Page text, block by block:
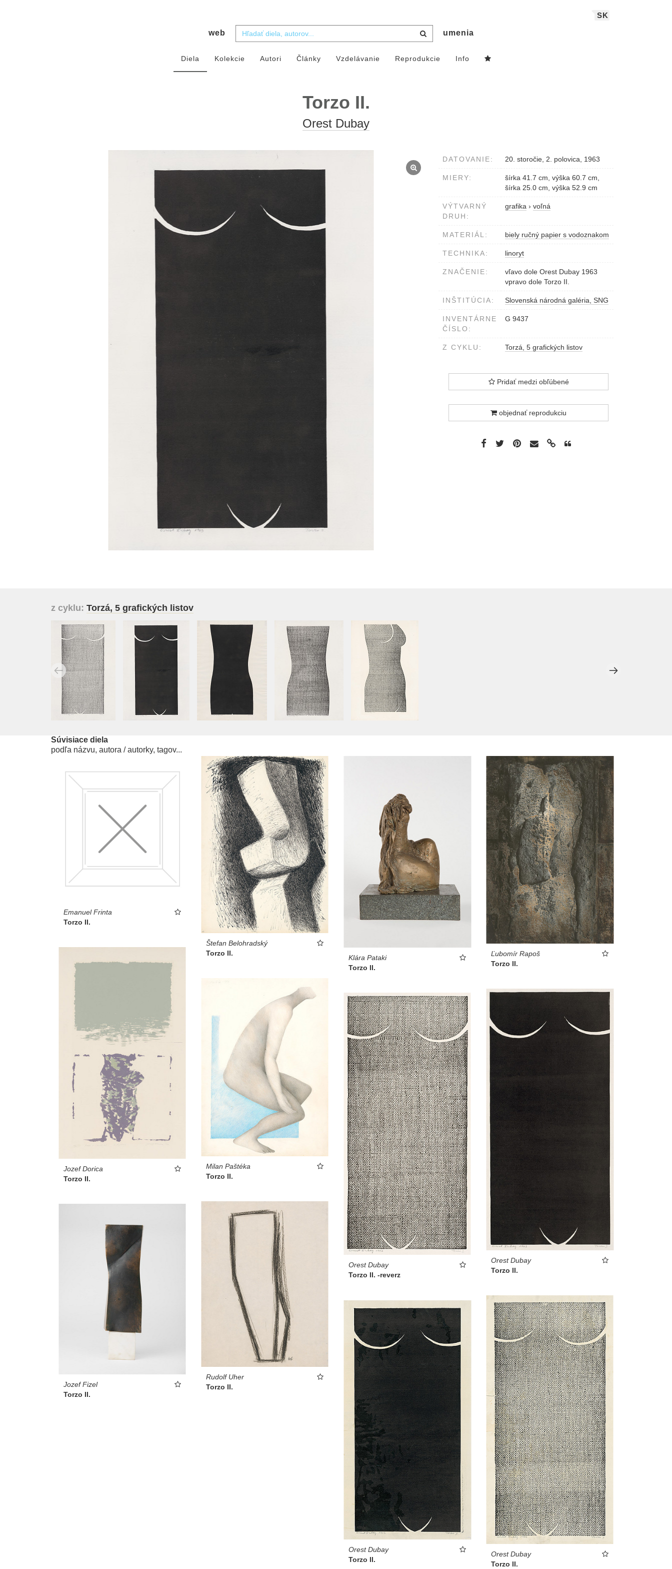
SK
web umenia
Diela Kolekcie Autori Články Vzdelávanie Reprodukcie Info
Torzo II.
Orest Dubay
DATOVANIE: 20. storočie, 2. polovica, 1963
MIERY:
šírka 41.7 cm, výška 60.7 cm,
šírka 25.0 cm, výška 52.9 cm
VÝTVARNÝ
DRUH:
grafika › voľná
MATERIÁL: biely ručný papier s vodoznakom
TECHNIKA: linoryt
ZNAČENIE:
vľavo dole Orest Dubay 1963
vpravo dole Torzo II.
INŠTITÚCIA: Slovenská národná galéria, SNG
INVENTÁRNE
ČÍSLO:
G 9437
Z CYKLU: Torzá, 5 grafických listov
Pridať medzi obľúbené
objednať reprodukciu
z cyklu: Torzá, 5 grafických listov
Súvisiace diela
podľa názvu, autora / autorky, tagov...
Emanuel Frinta
Torzo II.
Štefan Belohradský
Torzo II.
Klára Pataki
Torzo II.
Ľubomír Rapoš
Torzo II.
Jozef Dorica
Torzo II.
Milan Paštéka
Torzo II.
Orest Dubay
Torzo II.
Orest Dubay
Torzo II. -reverz
Rudolf Uher
Torzo II.
Jozef Fizel
Torzo II.
Orest Dubay
Torzo II.
Orest Dubay
Torzo II.